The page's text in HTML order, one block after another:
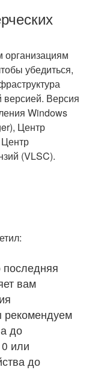
организациям
убедиться,
Версия
Windows
Центр
(VLSC).
последняя
вам
рекомендуем
до
или
до